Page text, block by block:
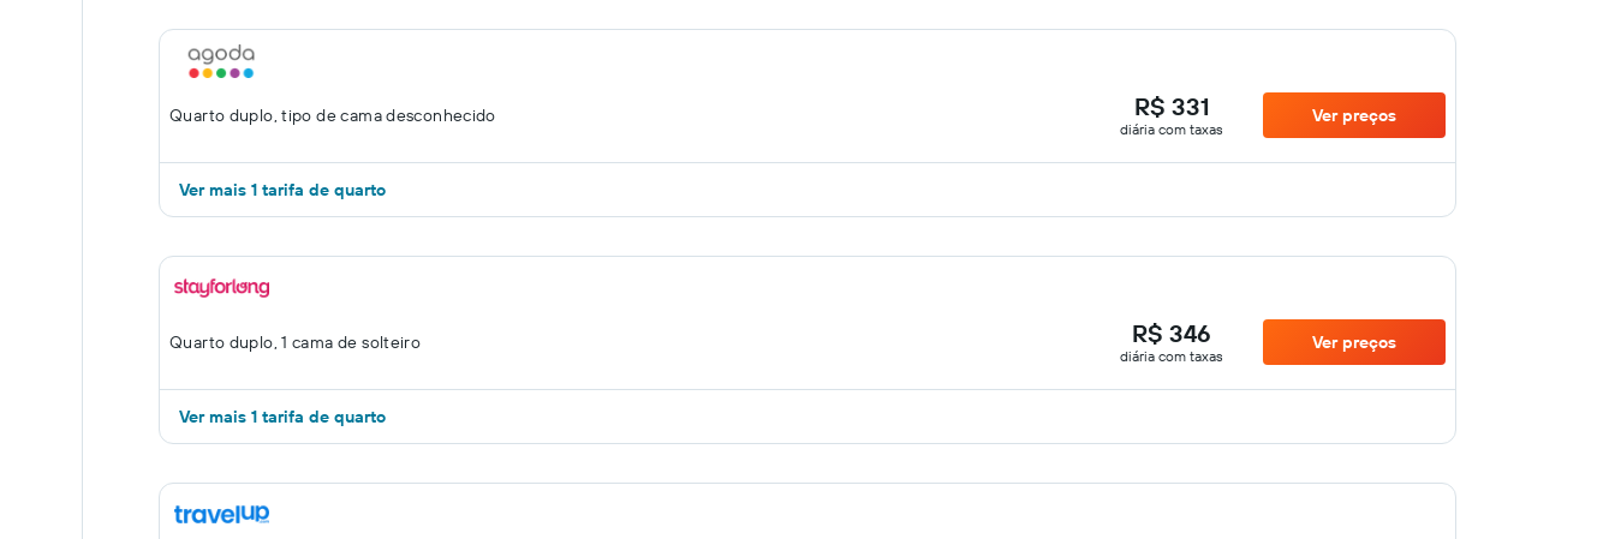
Quarto duplo, tipo de cama desconhecido R$ 331
diária com taxas
Ver preços
Ver mais 1 tarifa de quarto
Quarto duplo, 1 cama de solteiro R$ 346
diária com taxas
Ver preços
Ver mais 1 tarifa de quarto